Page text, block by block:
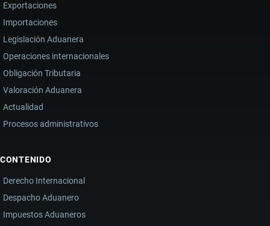
Exportaciones
Importaciones
Legislación Aduanera
Operaciones internacionales
Obligación Tributaria
Valoración Aduanera
Actualidad
Procesos administrativos
CONTENIDO
Derecho Internacional
Despacho Aduanero
Impuestos Aduaneros